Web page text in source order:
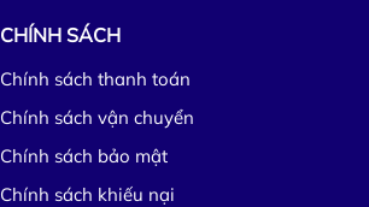
CHÍNH SÁCH
Chính sách thanh toán
Chính sách vận chuyển
Chính sách bảo mật
Chính sách khiếu nại